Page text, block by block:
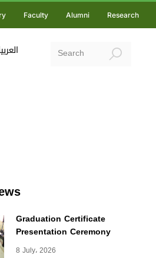
Faculty Alumni Research
Graduation Certificate
Presentation Ceremony
8 July، 2026